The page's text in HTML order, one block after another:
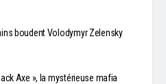
boudent Volodymyr Zelensky
Axe », la mystérieuse mafia